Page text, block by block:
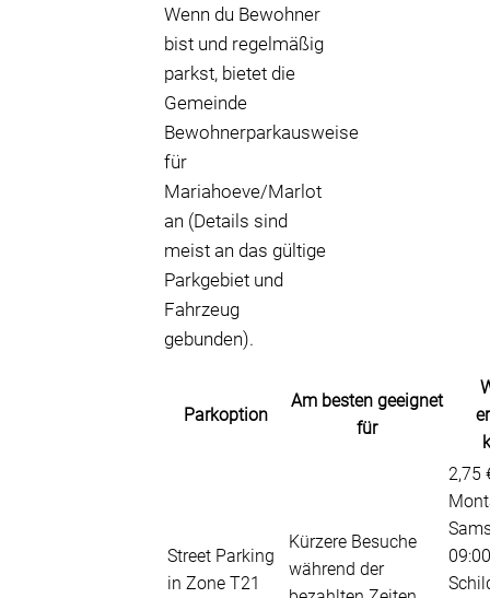
Wenn du Bewohner
bist und regelmäßig
parkst, bietet die
Gemeinde
Bewohnerparkausweise
für
Mariahoeve/Marlot
an (Details sind
meist an das gültige
Parkgebiet und
Fahrzeug
gebunden).
Parkoption
Am besten geeignet
für
Street Parking
in Zone T21
Kürzere Besuche
während der
2,75